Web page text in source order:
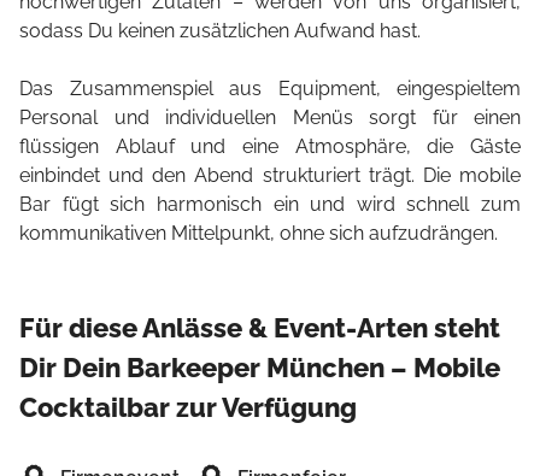
sodass Du keinen zusätzlichen Aufwand hast.
Das Zusammenspiel aus Equipment, eingespieltem
Personal und individuellen Menüs sorgt für einen
flüssigen Ablauf und eine Atmosphäre, die Gäste
einbindet und den Abend strukturiert trägt. Die mobile
Bar fügt sich harmonisch ein und wird schnell zum
kommunikativen Mittelpunkt, ohne sich aufzudrängen.
Für diese Anlässe & Event-Arten steht
Dir Dein Barkeeper München – Mobile
Cocktailbar zur Verfügung